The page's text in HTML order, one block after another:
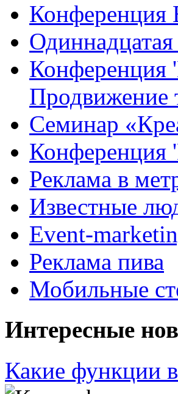
Конференция
Конференция
Продвижение
Семинар
Конференция
Реклама в
Известные
Event-
Реклама пива
Мобильные
Интересные
Какие функции